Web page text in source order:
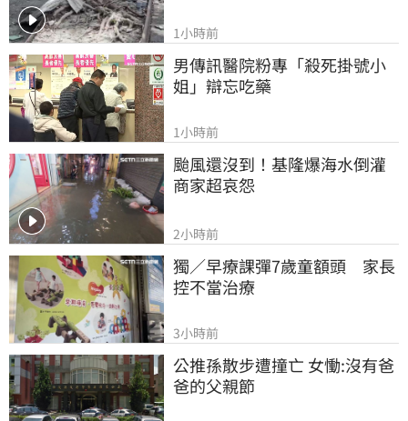
1小時前
男傳訊醫院粉專「殺死掛號小
姐」辯忘吃藥
1小時前
颱風還沒到！基隆爆海水倒灌
商家超哀怨
2小時前
獨／早療課彈7歲童額頭　家長
控不當治療
3小時前
公推孫散步遭撞亡 女慟:沒有爸
爸的父親節